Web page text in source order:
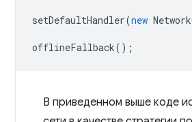
setDefaultHandler(new
offlineFallback();
В приведенном выше коде